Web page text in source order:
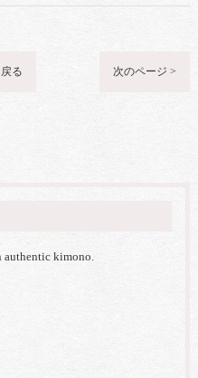
る 次のページ >
authentic kimono.